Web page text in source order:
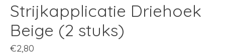
Strijkapplicatie Driehoek
Beige (2 stuks)
€2,80